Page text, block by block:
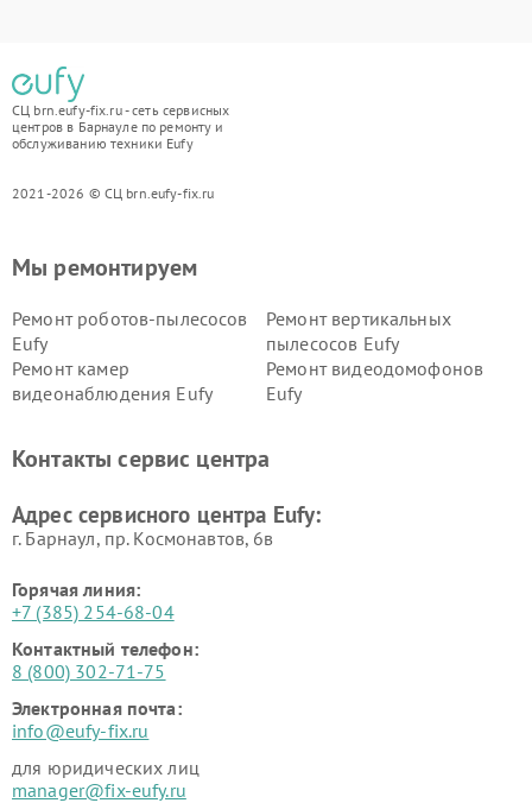
СЦ brn.eufy-fix.ru - сеть сервисных
центров в Барнауле по ремонту и
обслуживанию техники Eufy
2021-2026 © СЦ brn.eufy-fix.ru
Мы ремонтируем
Ремонт роботов-пылесосов
Eufy
Ремонт вертикальных
пылесосов Eufy
Ремонт камер
видеонаблюдения Eufy
Ремонт видеодомофонов
Eufy
Контакты сервис центра
Адрес сервисного центра Eufy:
г. Барнаул, ​пр. Космонавтов, 6в
Горячая линия:
+7 (385) 254-68-04
Контактный телефон:
8 (800) 302-71-75
Электронная почта:
info@eufy-fix.ru
для юридических лиц
manager@fix-eufy.ru